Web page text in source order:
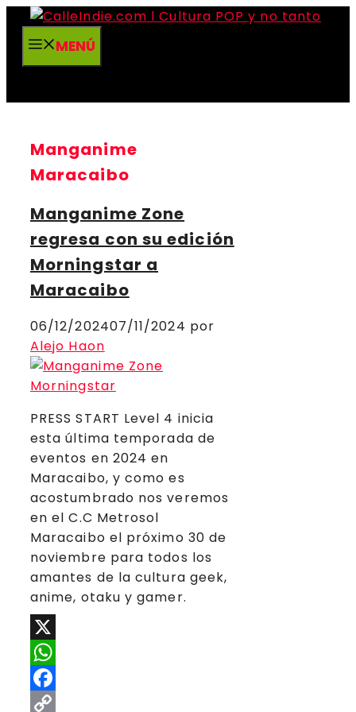
Saltar
contenidoMENÚ
Manganime
Maracaibo
Manganime Zone
regresa con su edición
Morningstar a
Maracaibo
06/12/202407/11/2024 por
Alejo Haon
PRESS START Level 4 inicia
esta última temporada de
eventos en 2024 en
Maracaibo, y como es
acostumbrado nos veremos
en el C.C Metrosol
Maracaibo el próximo 30 de
noviembre para todos los
amantes de la cultura geek,
anime, otaku y gamer.
X
WhatsApp
Facebook